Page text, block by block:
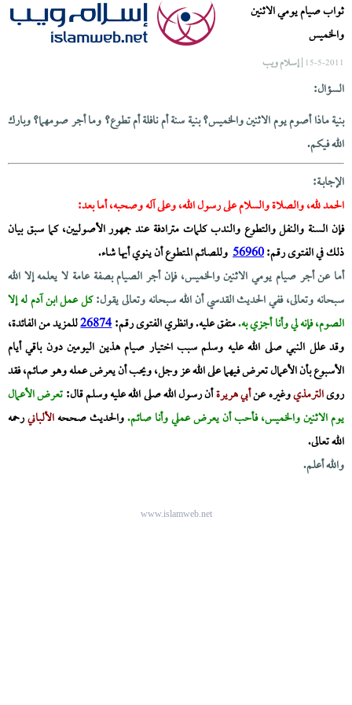
ثواب صيام يومي الاثنين
والخميس
15-5-2011 | إسلام ويب
السؤال:
بنية ماذا أصوم يوم الاثنين والخميس؟ بنية سنة أم نافلة أم تطوع؟ وما أجر صومهما؟ وبارك
الله فيكم.
الإجابــة:
الحمد لله، والصلاة والسلام على رسول الله، وعلى آله وصحبه، أما بعد:
فإن السنة والنفل والتطوع والندب كلمات مترادفة عند جمهور الأصوليين، كما سبق بيان
ذلك في الفتوى رقم:56960 وللصائم المتطوع أن ينوي أيها شاء.
أما عن أجر صيام يومي الاثنين والخميس، فإن أجر الصيام بصفة عامة لا يعلمه إلا الله
سبحانه وتعالى، ففي الحديث القدسي أن الله سبحانه وتعالى يقول:كل عمل ابن آدم له إلا
الصوم، فإنه لي وأنا أجزي به.متفق عليه. وانظري الفتوى رقم:26874للمزيد من الفائدة،
وقد علل النبي صلى الله عليه وسلم سبب اختيار صيام هذين اليومين دون باقي أيام
الأسبوع بأن الأعمال تعرض فيهما على الله عز وجل، ويحب أن يعرض عمله وهو صائم، فقد
روىالترمذيوغيره عنأبي هريرةأن رسول الله صلى الله عليه وسلم قال:تعرض الأعمال
يوم الاثنين والخميس، فأحب أن يعرض عملي وأنا صائم.والحديث صححهالألبانيرحمه
الله تعالى.
والله أعلم.
www.islamweb.net